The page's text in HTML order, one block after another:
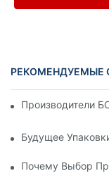
РЕКОМЕНДУЕМЫЕ
Производители
Будущее
Почему Выбор